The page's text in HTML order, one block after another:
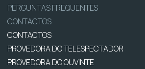
PERGUNTAS FREQUENTES
CONTACTOS
CONTACTOS
PROVEDORA DO TELESPECTADOR
PROVEDORA DO OUVINTE